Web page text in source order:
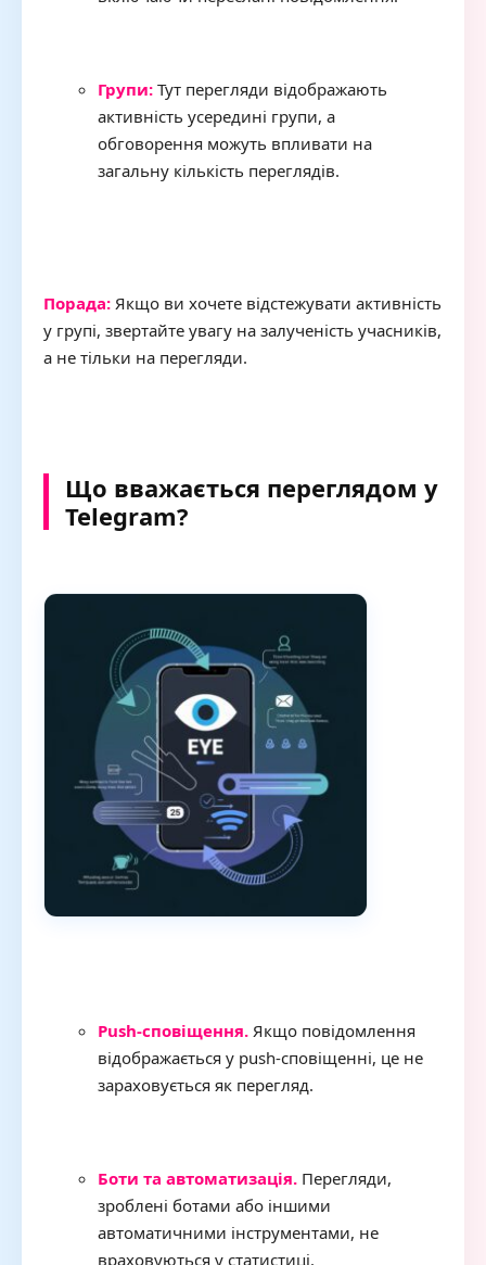
Групи: Тут перегляди відображають
активність усередині групи, а
обговорення можуть впливати на
загальну кількість переглядів.
Порада: Якщо ви хочете відстежувати активність
у групі, звертайте увагу на залученість учасників,
а не тільки на перегляди.
Що вважається переглядом у
Telegram?
Push-сповіщення. Якщо повідомлення
відображається у push-сповіщенні, це не
зараховується як перегляд.
Боти та автоматизація. Перегляди,
зроблені ботами або іншими
автоматичними інструментами, не
враховуються у статистиці.